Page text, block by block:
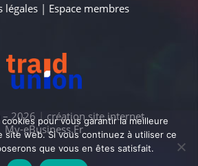
légales | Espace membres
2026 |création site internet
My-eBusiness.Fr
pour vous garantir la meilleure
site web. Si vous continuez à utiliser ce
que vous en êtes satisfait.